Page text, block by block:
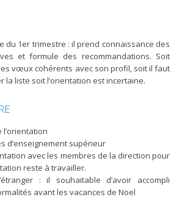
du 1er trimestre : il prend connaissance des
et formule des recommandations. Soit
vœux cohérents avec son profil, soit il faut
la liste soit l’orientation est incertaine.
d’enseignement supérieur
avec les membres de la direction pour
reste à travailler.
: il souhaitable d’avoir accompli
avant les vacances de Noel